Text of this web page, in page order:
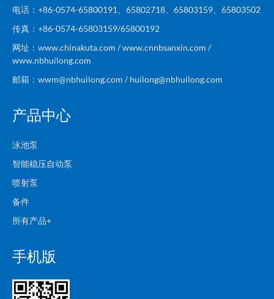
电话：+86-0574-65800191、65802718、65803159、65803502
传真：+86-0574-65803159/65800192
网址：www.chinakuta.com / www.cnnbsanxin.com /
www.nbhuilong.com
邮箱：wwm@nbhuilong.com / huilong@nbhuilong.com
产品中心
泳池泵
智能稳压自动泵
喷射泵
备件
所有产品+
手机版